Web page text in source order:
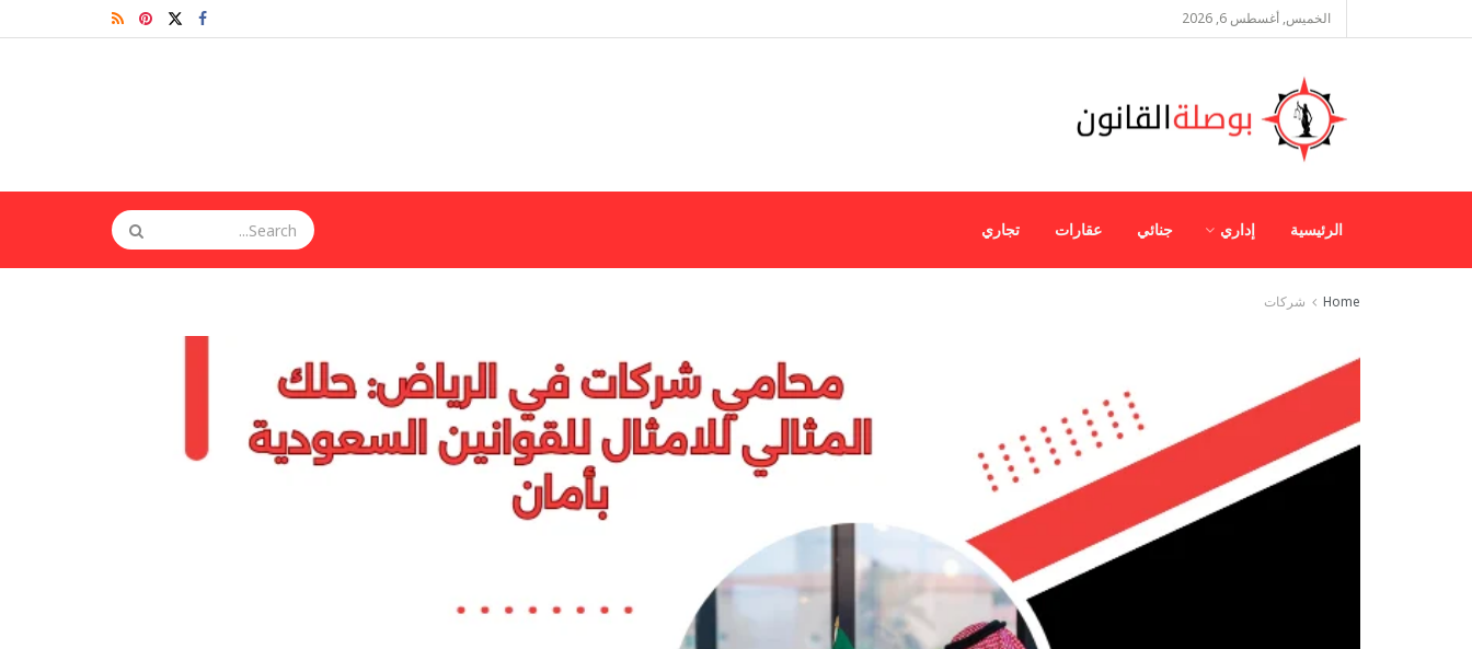
الخميس, أغسطس 6, 2026
الرئيسية إداري جنائي عقارات تجاري
Home شركات